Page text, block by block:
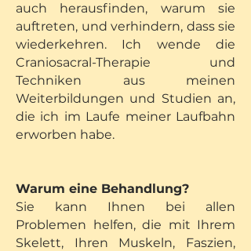
auch herausfinden, warum sie
auftreten, und verhindern, dass sie
wiederkehren. Ich wende die
Craniosacral-Therapie und
Techniken aus meinen
Weiterbildungen und Studien an,
die ich im Laufe meiner Laufbahn
erworben habe.
Warum eine Behandlung?
Sie kann Ihnen bei allen
Problemen helfen, die mit Ihrem
Skelett, Ihren Muskeln, Faszien,